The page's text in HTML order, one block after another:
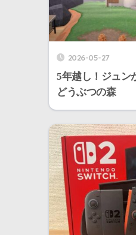
2026-05-27
5年越し！ジュン
どうぶつの森